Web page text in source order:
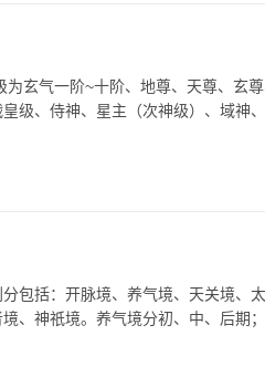
玄气一阶~十阶、地尊、天尊、玄
皇级、侍神、星主（次神级）、域神
包括：开脉境、养气境、天关境、
、神祇境。养气境分初、中、后期